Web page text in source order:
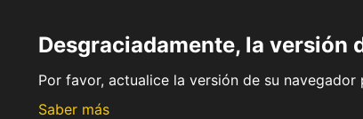
Desgraciadamente, la versión
Por favor, actualice la versión de su
Saber más